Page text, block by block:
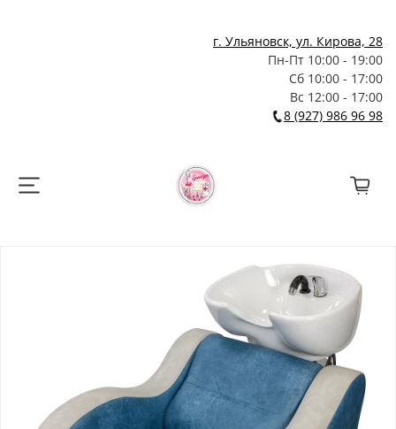
г. Ульяновск, ул. Кирова, 28
Пн-Пт 10:00 - 19:00
Сб 10:00 - 17:00
Вс 12:00 - 17:00
8 (927) 986 96 98